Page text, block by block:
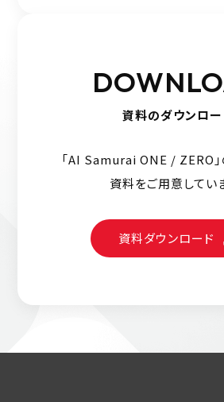
資料のダウンロー
「AI Samurai ONE / ZERO
資料をご用意してい
資料ダウンロード